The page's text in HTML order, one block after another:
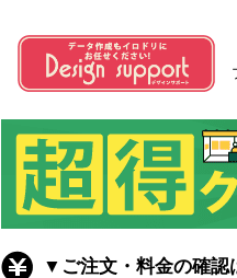
▼ご注文・料金の確認